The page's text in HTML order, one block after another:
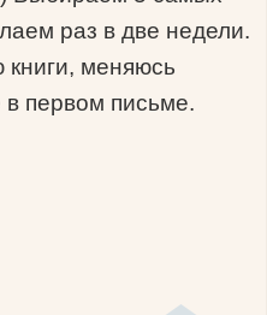
раз в две недели.
книги, меняюсь
первом письме.